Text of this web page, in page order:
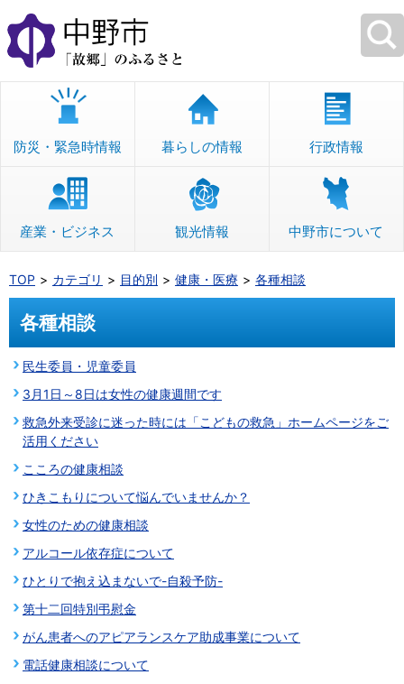
本
文
へ
移
防災・緊急時情報 暮らしの情報 行政情報
産業・ビジネス 観光情報 中野市について
TOP カテゴリ 目的別 健康・医療 各種相談
各種相談
民生委員・児童委員
3月1日～8日は女性の健康週間です
救急外来受診に迷った時には「こどもの救急」ホームページをご
活用ください
こころの健康相談
ひきこもりについて悩んでいませんか？
女性のための健康相談
アルコール依存症について
ひとりで抱え込まないで-自殺予防-
第十二回特別弔慰金
がん患者へのアピアランスケア助成事業について
電話健康相談について